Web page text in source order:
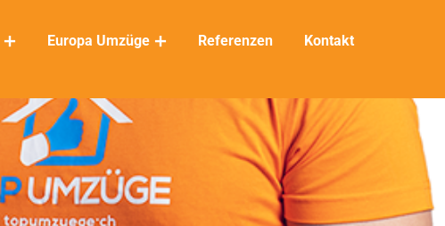
Europa Umzüge Referenzen Kontakt